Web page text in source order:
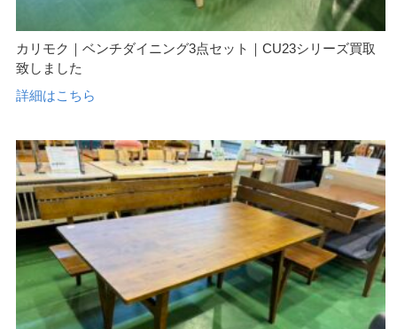
カリモク｜ベンチダイニング3点セット｜CU23シリーズ買取
致しました
詳細はこちら